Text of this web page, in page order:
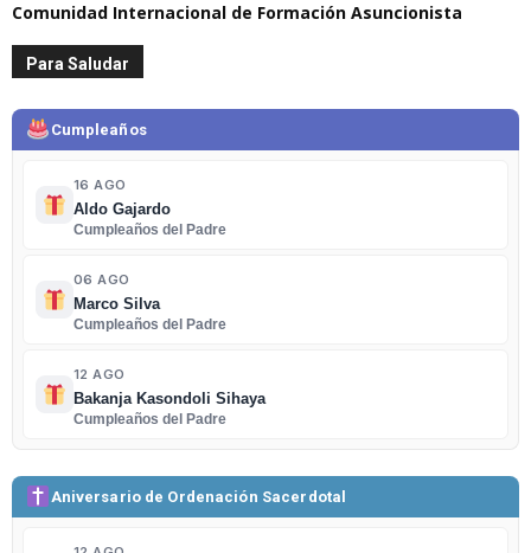
Comunidad Internacional de Formación Asuncionista
Para Saludar
Cumpleaños
16 AGO
Aldo Gajardo
Cumpleaños del Padre
06 AGO
Marco Silva
Cumpleaños del Padre
12 AGO
Bakanja Kasondoli Sihaya
Cumpleaños del Padre
Aniversario de Ordenación Sacerdotal